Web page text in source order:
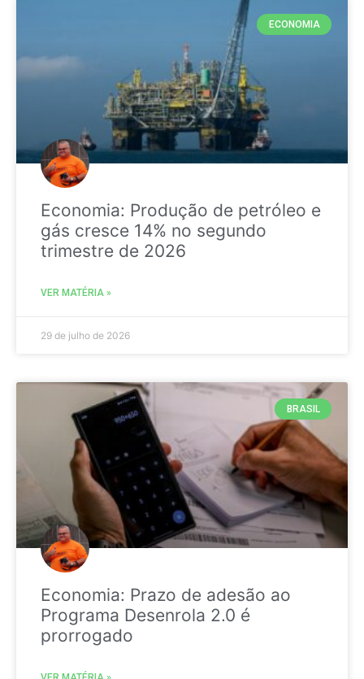
ECONOMIA
Economia: Produção de petróleo e
gás cresce 14% no segundo
trimestre de 2026
VER MATÉRIA »
29 de julho de 2026
BRASIL
Economia: Prazo de adesão ao
Programa Desenrola 2.0 é
prorrogado